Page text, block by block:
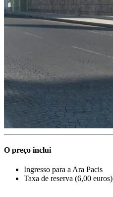
O preço inclui
Ingresso para a Ara Pacis
Taxa de reserva (6,00 euros)